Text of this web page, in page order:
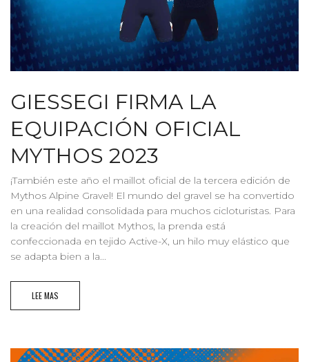
GIESSEGI FIRMA LA
EQUIPACIÓN OFICIAL
MYTHOS 2023
¡También este año el maillot oficial de la tercera edición de
Mythos Alpine Gravel! El mundo del gravel se ha convertido
en una realidad consolidada para muchos cicloturistas. Para
la creación del maillot Mythos, la prenda está
confeccionada en tejido Active-X, un hilo muy elástico que
se adapta bien a la...
LEE MAS